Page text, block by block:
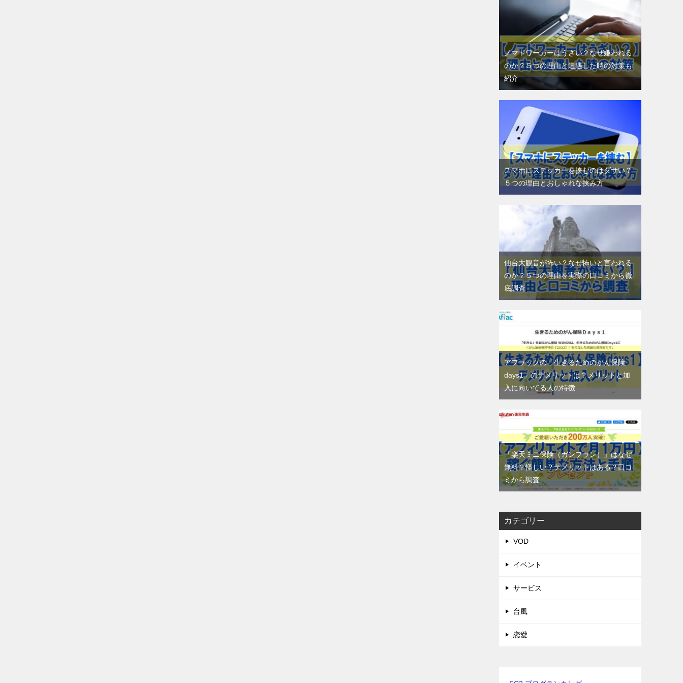
ノマドワーカーはうざい？なぜ嫌われる
のか？５つの理由と遭遇した時の対策も
紹介
スマホにステッカーを挟むのはダサい？
５つの理由とおしゃれな挟み方
仙台大観音が怖い？なぜ怖いと言われる
のか？５つの理由を実際の口コミから徹
底調査
アフラックの「生きるためのがん保険
days1」のデメリットは？メリットと加
入に向いてる人の特徴
「楽天ミニ保険（ガンプラン）」はなぜ
無料？怪しい？デメリットはある？口コ
ミから調査
カテゴリー
VOD
イベント
サービス
台風
恋愛